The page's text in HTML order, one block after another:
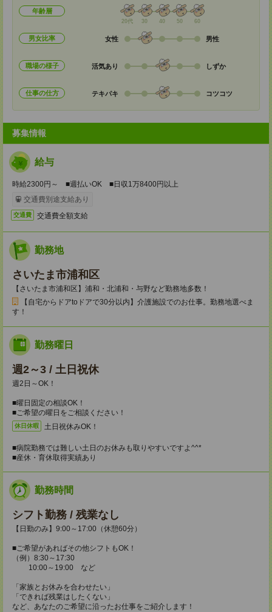
年齢層
20代 30 40 50 60
男女比率 女性 男性
職場の様子 活気あり しずか
仕事の仕方 テキパキ コツコツ
募集情報
給与
時給2300円～ ■週払いOK ■日収1万8400円以上
交通費別途支給あり
交通費 交通費全額支給
勤務地
さいたま市浦和区
【さいたま市浦和区】浦和・北浦和・与野など勤務地多数！
【自宅からドアtoドアで30分以内】介護施設でのお仕事。勤務地選べま
す！
勤務曜日
週2～3 / 土日祝休
週2日～OK！
■曜日固定の相談OK！
■ご希望の曜日をご相談ください！
休日休暇 土日祝休みOK！
■病院勤務では難しい土日のお休みも取りやすいですよ^^*
■産休・育休取得実績あり
勤務時間
シフト勤務 / 残業なし
【日勤のみ】9:00～17:00（休憩60分）
■ご希望があればその他シフトもOK！
（例）8:30～17:30
10:00～19:00 など
「家族とお休みを合わせたい」
「できれば残業はしたくない」
など、あなたのご希望に沿ったお仕事をご紹介します！